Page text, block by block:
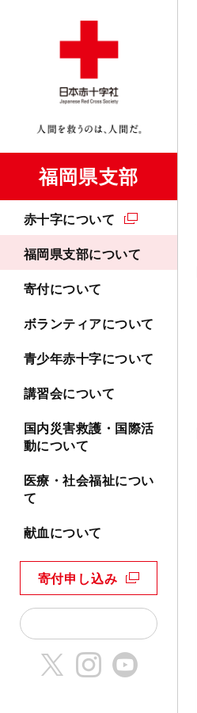
福岡県支部
赤十字について
福岡県支部について
寄付について
ボランティアについて
青少年赤十字について
講習会について
国内災害救護・国際活
動について
医療・社会福祉につい
て
献血について
寄付申し込み